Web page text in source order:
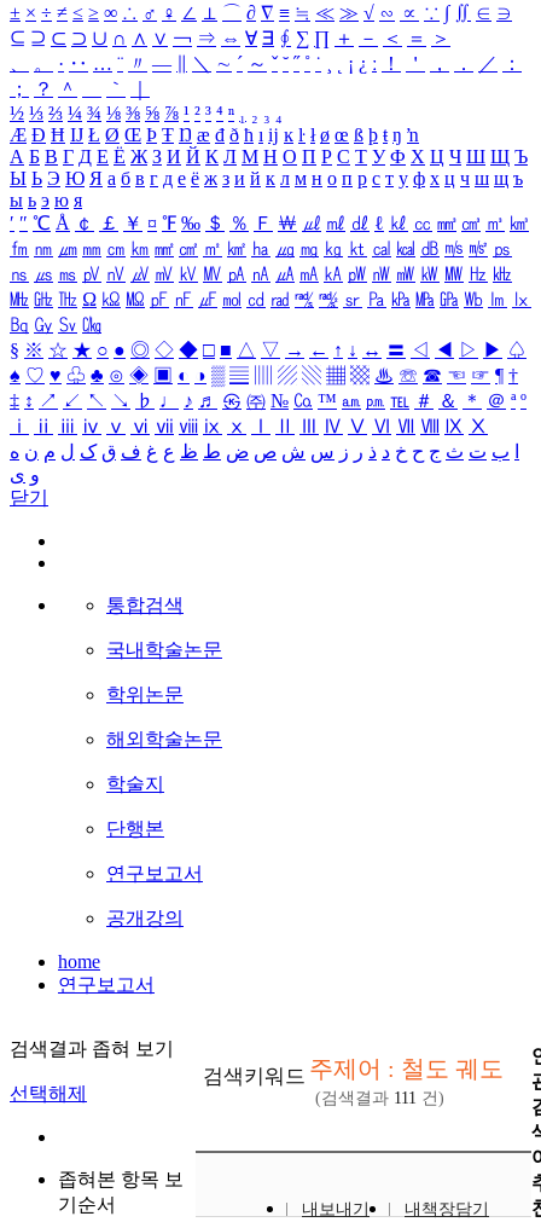
± × ÷ ≠ ≤ ≥ ∞ ∴ ♂ ♀ ∠ ⊥ ⌒ ∂ ∇ ≡ ≒ ≪ ≫ √ ∽ ∝ ∵ ∫ ∬ ∈ ∋
⊆ ⊇ ⊂ ⊃ ∪ ∩ ∧ ∨ ￢ ⇒ ⇔ ∀ ∃ ∮ ∑ ∏ ＋ － ＜ ＝
＞
、
。 · ‥ … ¨ 〃 ― ＼ ∼ ´ ～ ˇ ˘ ˝ ˚ ˙ ¸ ¡ ¿ ː ！ ＇ ， ． ／
：
；
？ ＾ ｀
½ ⅓ ⅔ ¼ ¾ ⅛ ⅜ ⅝ ⅞ ¹ ² ³ ⁴ ⁿ ₁ ₂ ₃ ₄
Æ Ð Ħ Ĳ Ł Ø Œ Þ Ŧ Ŋ æ đ ð ħ ı ĳ ĸ ŀ ł ø œ ß þ ŧ ŋ ŉ
А Б В Г Д Е Ё Ж З И Й К Л М Н О П Р С Т У Ф Х Ц Ч Ш Щ Ъ
Ы Ь Э Ю Я а б в г д е ё ж з и й к л м н о п р с т у ф х ц ч ш щ ъ
ы ь э ю я
′ ″ ℃ Å ￠ ￡ ￥ ¤ ℉ ‰ ＄ ％ Ｆ ￦ ㎕ ㎖ ㎗ ℓ ㎘ ㏄ ㎣ ㎤ ㎥ ㎦
㎙ ㎚ ㎛ ㎜ ㎝ ㎞ ㎟ ㎠ ㎡ ㎢ ㏊ ㎍ ㎎ ㎏ ㏏ ㎈ ㎉ ㏈ ㎧ ㎨ ㎰
㎱ ㎲ ㎳ ㎴ ㎵ ㎶ ㎷ ㎸ ㎹ ㎀ ㎁ ㎂ ㎃ ㎄ ㎺ ㎻ ㎽ ㎾ ㎿ ㎐ ㎑
㎒ ㎓ ㎔ Ω ㏀ ㏁ ㎊ ㎋ ㎌ ㏖ ㏅ ㎭ ㎮ ㎯ ㏛ ㎩ ㎪ ㎫ ㎬ ㏝ ㏐
㏓
㏃ ㏉ ㏜ ㏆
§ ※ ☆ ★ ○ ● ◎ ◇ ◆ □ ■ △ ▽ → ← ↑ ↓ ↔ 〓 ◁ ◀ ▷ ▶ ♤
♠ ♡ ♥ ♧ ♣ ⊙ ◈ ▣ ◐ ◑ ▒ ▤ ▨ ▧ ▦ ▩ ♨ ☏ ☎ ☜ ☞ ¶ †
‡ ↕ ↗ ↙ ↖ ↘ ♭ ♩ ♪ ♬ ㉿ ㈜ № ㏇ ™ ㏂ ㏘ ℡ ＃ ＆ ＊ ＠ ª º
ⅰ
ⅱ ⅲ ⅳ ⅴ ⅵ ⅶ ⅷ ⅸ ⅹ Ⅳ Ⅴ Ⅵ Ⅶ Ⅷ Ⅸ Ⅹ
ب ت ث ج ح خ د ذ ر ز س ش ص ض ط ظ ع غ ف ق ک ل م ن ه
و ی
닫기
통합검색
국내학술논문
학위논문
해외학술논문
학술지
단행본
연구보고서
공개강의
home
연구보고서
검색결과 좁혀 보기
선택해제
좁혀본 항목 보
기순서
검색키워드 주제어 : 철도 궤도
(검색결과 111 건)
내보내기
내책장담기